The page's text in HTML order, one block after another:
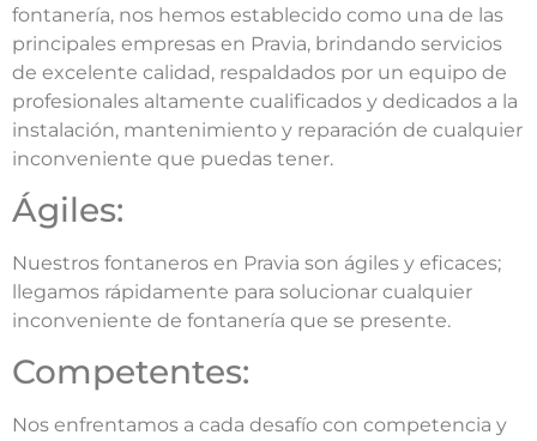
fontanería, nos hemos establecido como una de las
principales empresas en Pravia, brindando servicios
de excelente calidad, respaldados por un equipo de
profesionales altamente cualificados y dedicados a la
instalación, mantenimiento y reparación de cualquier
inconveniente que puedas tener.
Ágiles:
Nuestros fontaneros en Pravia son ágiles y eficaces;
llegamos rápidamente para solucionar cualquier
inconveniente de fontanería que se presente.
Competentes:
Nos enfrentamos a cada desafío con competencia y